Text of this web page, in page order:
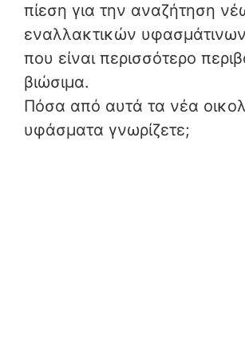
πίεση για την αναζήτηση
εναλλακτικών
που είναι περισσότερο
βιώσιμα.
Πόσα από αυτά τα νέα
υφάσματα γνωρίζετε;